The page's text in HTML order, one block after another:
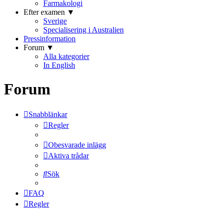
Farmakologi
Efter examen ▼
Sverige
Specialisering i Australien
Pressinformation
Forum ▼
Alla kategorier
In English
Forum
Snabblänkar
Regler
Obesvarade inlägg
Aktiva trådar
Sök
FAQ
Regler